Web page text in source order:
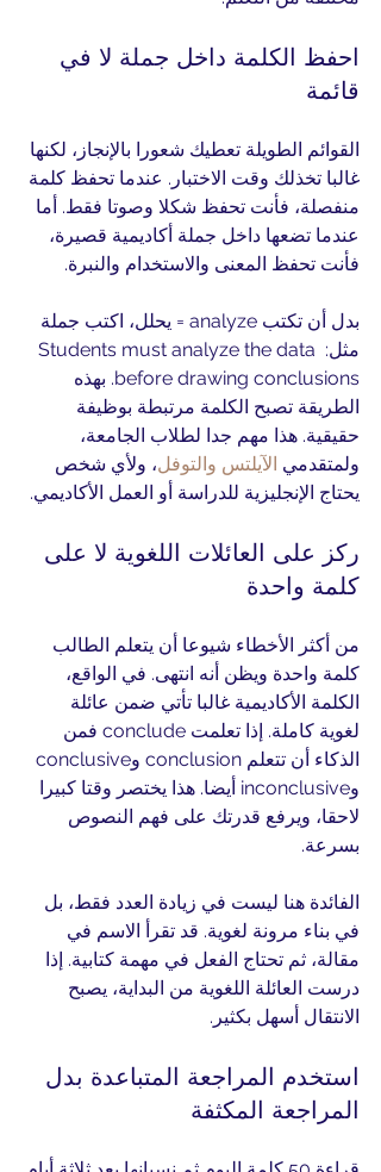
احفظ الكلمة داخل جملة لا في
قائمة
القوائم الطويلة تعطيك شعورا بالإنجاز، لكنها
غالبا تخذلك وقت الاختبار. عندما تحفظ كلمة
منفصلة، فأنت تحفظ شكلا وصوتا فقط. أما
عندما تضعها داخل جملة أكاديمية قصيرة،
فأنت تحفظ المعنى والاستخدام والنبرة.
بدل أن تكتب analyze = يحلل، اكتب جملة
مثل: Students must analyze the data
before drawing conclusions. بهذه
الطريقة تصبح الكلمة مرتبطة بوظيفة
حقيقية. هذا مهم جدا لطلاب الجامعة،
ولمتقدمي الآيلتس والتوفل، ولأي شخص
يحتاج الإنجليزية للدراسة أو العمل الأكاديمي.
ركز على العائلات اللغوية لا على
كلمة واحدة
من أكثر الأخطاء شيوعا أن يتعلم الطالب
كلمة واحدة ويظن أنه انتهى. في الواقع،
الكلمة الأكاديمية غالبا تأتي ضمن عائلة
لغوية كاملة. إذا تعلمت conclude فمن
وinconclusive أيضا. هذا يختصر وقتا كبيرا
لاحقا، ويرفع قدرتك على فهم النصوص
بسرعة.
الفائدة هنا ليست في زيادة العدد فقط، بل
في بناء مرونة لغوية. قد تقرأ الاسم في
مقالة، ثم تحتاج الفعل في مهمة كتابية. إذا
درست العائلة اللغوية من البداية، يصبح
الانتقال أسهل بكثير.
استخدم المراجعة المتباعدة بدل
المراجعة المكثفة